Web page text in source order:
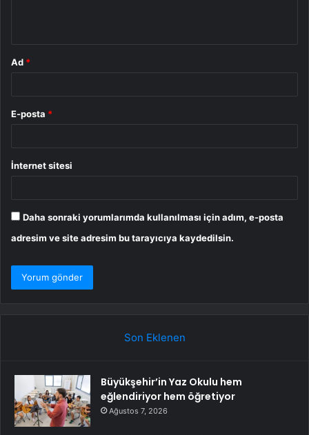
Ad *
E-posta *
İnternet sitesi
Daha sonraki yorumlarımda kullanılması için adım, e-posta
adresim ve site adresim bu tarayıcıya kaydedilsin.
Son Eklenen
Büyükşehir’in Yaz Okulu hem
eğlendiriyor hem öğretiyor
Ağustos 7, 2026